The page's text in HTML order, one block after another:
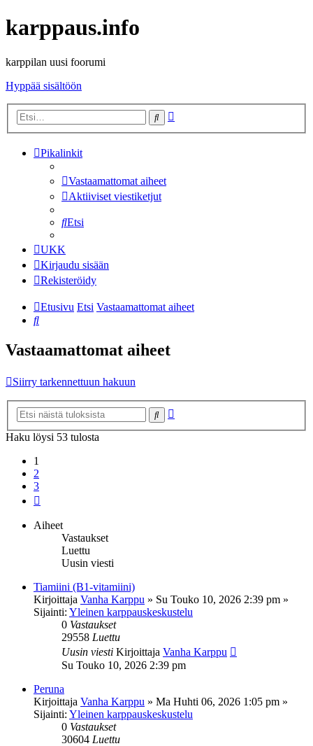
karppaus.info
karppilan uusi foorumi
Hyppää sisältöön
Etsi
Pikalinkit
Vastaamattomat aiheet
Aktiiviset viestiketjut
Etsi
UKK
Kirjaudu sisään
Rekisteröidy
Etusivu Etsi Vastaamattomat aiheet
Etsi
Vastaamattomat aiheet
Siirry tarkennettuun hakuun
Etsi
Haku löysi 53 tulosta
1
2
3
Aiheet
Vastaukset
Luettu
Uusin viesti
Tiamiini (B1-vitamiini)
Kirjoittaja Vanha Karppu » Su Touko 10, 2026 2:39 pm »
Sijainti: Yleinen karppauskeskustelu
0 Vastaukset
29558 Luettu
Uusin viesti Kirjoittaja Vanha Karppu
Su Touko 10, 2026 2:39 pm
Peruna
Kirjoittaja Vanha Karppu » Ma Huhti 06, 2026 1:05 pm »
Sijainti: Yleinen karppauskeskustelu
0 Vastaukset
30604 Luettu